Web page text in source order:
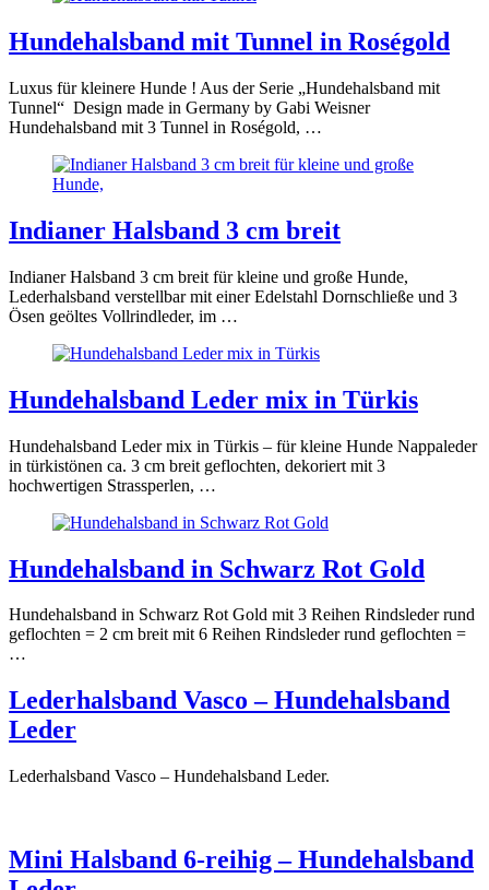
Hundehalsband mit Tunnel in Roségold
Luxus für kleinere Hunde ! Aus der Serie „Hundehalsband mit
Tunnel“ Design made in Germany by Gabi Weisner
Hundehalsband mit 3 Tunnel in Roségold, …
Indianer Halsband 3 cm breit
Indianer Halsband 3 cm breit für kleine und große Hunde,
Lederhalsband verstellbar mit einer Edelstahl Dornschließe und 3
Ösen geöltes Vollrindleder, im …
Hundehalsband Leder mix in Türkis
Hundehalsband Leder mix in Türkis – für kleine Hunde Nappaleder
in türkistönen ca. 3 cm breit geflochten, dekoriert mit 3
hochwertigen Strassperlen, …
Hundehalsband in Schwarz Rot Gold
Hundehalsband in Schwarz Rot Gold mit 3 Reihen Rindsleder rund
geflochten = 2 cm breit mit 6 Reihen Rindsleder rund geflochten =
…
Lederhalsband Vasco – Hundehalsband
Leder
Lederhalsband Vasco – Hundehalsband Leder.
Mini Halsband 6-reihig – Hundehalsband